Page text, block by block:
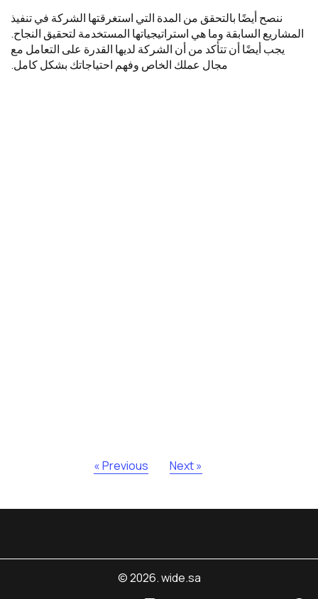
ننصح أيضًا بالتحقق من المدة التي استغرقتها الشركة في تنفيذ
المشاريع السابقة وما هي استراتيجياتها المستخدمة لتحقيق النجاح.
يجب أيضًا أن تتأكد من أن الشركة لديها القدرة على التعامل مع
مجال عملك الخاص وفهم احتياجاتك بشكل كامل.
« Previous Next »
© 2026. wide.sa